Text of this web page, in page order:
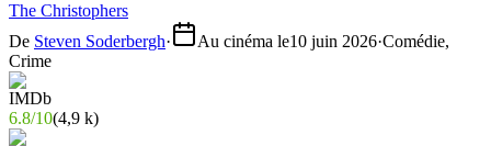
The Christophers
De Steven Soderbergh· Au cinéma le10 juin 2026·Comédie,
Crime
6.8/10(4,9 k)